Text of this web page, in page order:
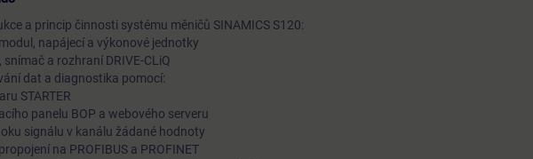
a princip činnosti systému měničů SINAMICS S120:
napájecí a výkonové jednotky
snímač a rozhraní DRIVE-CLiQ
dat a diagnostika pomocí:
STARTER
panelu BOP a webového serveru
signálu v kanálu žádané hodnoty
na PROFIBUS a PROFINET